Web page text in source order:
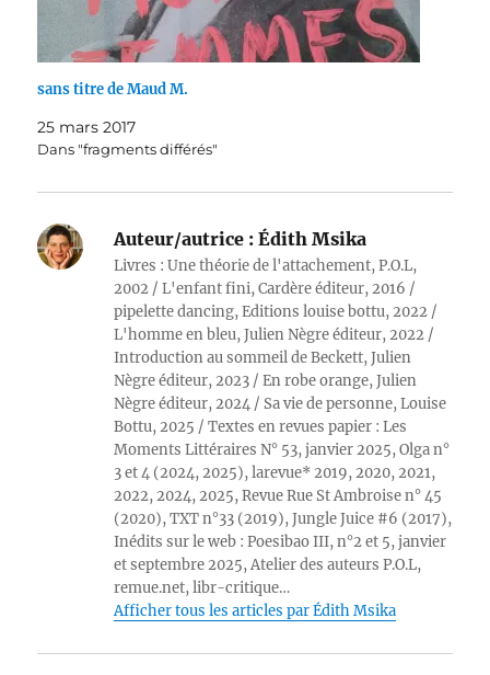
sans titre de Maud M.
25 mars 2017
Dans "fragments différés"
Auteur/autrice : Édith Msika
Livres : Une théorie de l'attachement, P.O.L,
2002 / L'enfant fini, Cardère éditeur, 2016 /
pipelette dancing, Editions louise bottu, 2022 /
L'homme en bleu, Julien Nègre éditeur, 2022 /
Introduction au sommeil de Beckett, Julien
Nègre éditeur, 2023 / En robe orange, Julien
Nègre éditeur, 2024 / Sa vie de personne, Louise
Bottu, 2025 / Textes en revues papier : Les
Moments Littéraires N° 53, janvier 2025, Olga n°
3 et 4 (2024, 2025), larevue* 2019, 2020, 2021,
2022, 2024, 2025, Revue Rue St Ambroise n° 45
(2020), TXT n°33 (2019), Jungle Juice #6 (2017),
Inédits sur le web : Poesibao III, n°2 et 5, janvier
et septembre 2025, Atelier des auteurs P.O.L,
remue.net, libr-critique…
Afficher tous les articles par Édith Msika